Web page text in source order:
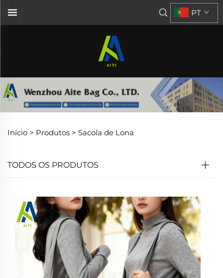
PT
Início > Produtos > Sacola de Lona
TODOS OS PRODUTOS